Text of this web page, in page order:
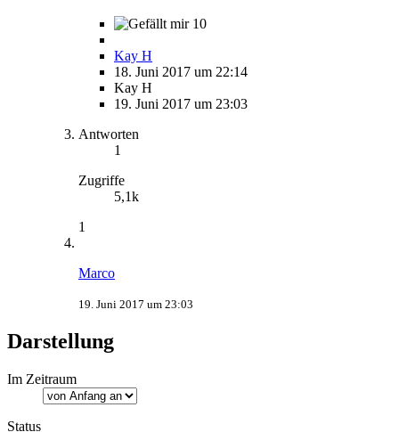
10
Kay H
18. Juni 2017 um 22:14
Kay H
19. Juni 2017 um 23:03
Antworten
1
Zugriffe
5,1k
1
Marco
19. Juni 2017 um 23:03
Darstellung
Im Zeitraum
Status